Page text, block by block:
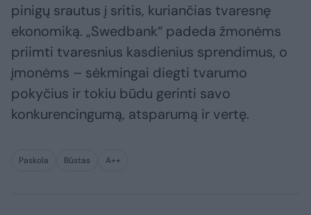
pinigų srautus į sritis, kuriančias tvaresnę
ekonomiką. „Swedbank“ padeda žmonėms
priimti tvaresnius kasdienius sprendimus, o
įmonėms – sėkmingai diegti tvarumo
pokyčius ir tokiu būdu gerinti savo
konkurencingumą, atsparumą ir vertę.
Paskola Būstas A++